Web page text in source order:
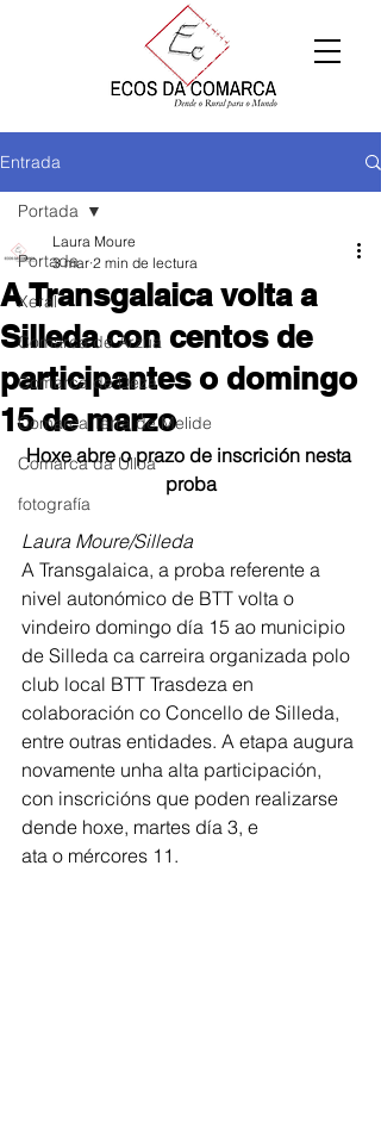
Entrada
Portada
Xeral
Comarca de Arzúa
Comarca de Deza
Comarca Terra de Melide
Comarca da Ulloa
fotografía
Portada
A Transgalaica volta a
Silleda con centos de
participantes o domingo
15 de marzo
Laura Moure
3 mar 2 min de lectura
Hoxe abre o prazo de inscrición nesta
proba
Laura Moure/Silleda
A Transgalaica, a proba referente a
nivel autonómico de BTT volta o
vindeiro domingo día 15 ao municipio
de Silleda ca carreira organizada polo
club local BTT Trasdeza en
colaboración co Concello de Silleda,
entre outras entidades. A etapa augura
novamente unha alta participación,
con inscricións que poden realizarse
dende hoxe, martes día 3, e
ata o mércores 11.